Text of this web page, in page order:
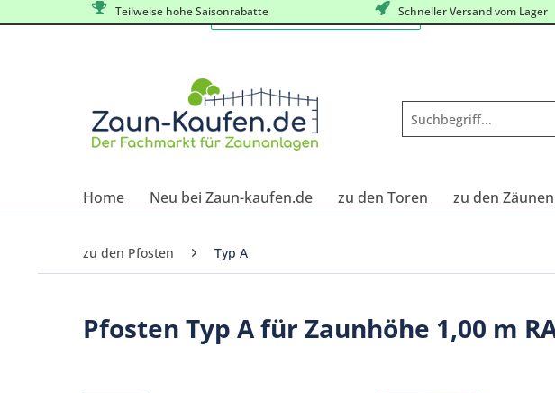
Teilweise hohe Saisonrabatte Schneller Versand vom Lager
Home Neu bei Zaun-kaufen.de zu den Toren zu den Zäunen
zu den Pfosten Typ A
Pfosten Typ A für Zaunhöhe 1,00 m